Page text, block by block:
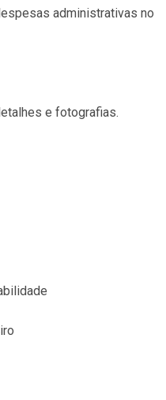
administrativas no
e fotografias.